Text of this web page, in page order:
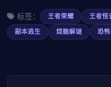
标签： 王者荣耀 王者怪
副本逃生
烧脑解谜 恐